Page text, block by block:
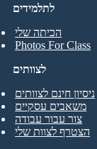
לתלמידים
הכיתה שלי
Photos For Class
לצוותים
ניסיון חינם לצוותים
משאבים עסקיים
צור עבור עבודה
הצטרף לצוות שלי